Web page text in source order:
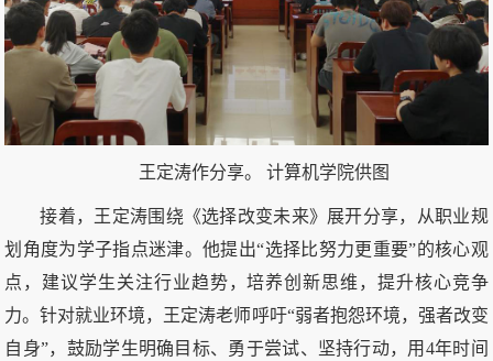
王定涛作分享。 计算机学院供图
接着，王定涛围绕《选择改变未来》展开分享，从职业规
划角度为学子指点迷津。他提出“选择比努力更重要”的核心观
点，建议学生关注行业趋势，培养创新思维，提升核心竞争
力。针对就业环境，王定涛老师呼吁“弱者抱怨环境，强者改变
自身”，鼓励学生明确目标、勇于尝试、坚持行动，用4年时间